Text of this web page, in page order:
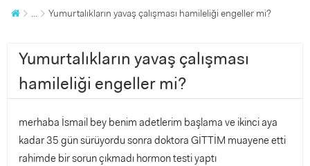
... Yumurtalıkların yavaş çalışması hamileliği engeller mi?
Yumurtalıkların yavaş çalışması
hamileliği engeller mi?
merhaba İsmail bey benim adetlerim başlama ve ikinci aya
kadar 35 gün sürüyordu sonra doktora GİTTİM muayene etti
rahimde bir sorun çıkmadı hormon testi yaptı